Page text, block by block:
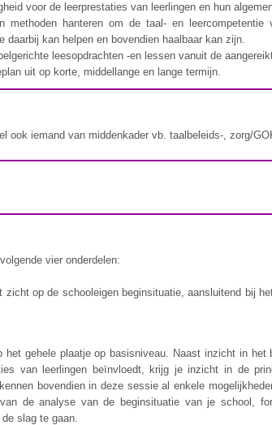
voor de leerprestaties van leerlingen en hun
methoden hanteren om de taal- en
kan helpen en bovendien haalbaar kan zijn.
leesopdrachten -en lessen vanuit de
uit op korte, middellange en lange termijn.
ook iemand van middenkader vb. taalbeleids-, zorg/
vier onderdelen:
op de schooleigen beginsituatie, aansluitend bij
gehele plaatje op basisniveau. Naast inzicht in het
van leerlingen beïnvloedt, krijg je inzicht in de
bovendien in deze sessie al enkele
de analyse van de beginsituatie van je school,
slag te gaan.